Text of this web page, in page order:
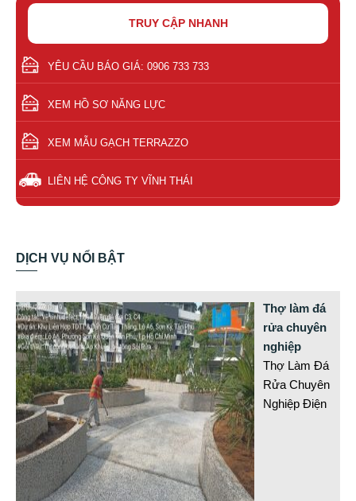
TRUY CẬP NHANH
YÊU CẦU BÁO GIÁ: 0906 733 733
XEM HỒ SƠ NĂNG LỰC
XEM MẪU GẠCH TERRAZZO
LIÊN HỆ CÔNG TY VĨNH THÁI
DỊCH VỤ NỔI BẬT
Thợ làm đá
rửa chuyên
nghiệp
Thợ Làm Đá
Rửa Chuyên
Nghiệp Điện